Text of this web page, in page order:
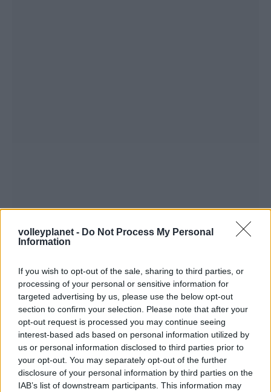
volleyplanet - Do Not Process My Personal
Information
If you wish to opt-out of the sale, sharing to third parties, or
processing of your personal or sensitive information for
targeted advertising by us, please use the below opt-out
section to confirm your selection. Please note that after your
opt-out request is processed you may continue seeing
interest-based ads based on personal information utilized by
us or personal information disclosed to third parties prior to
your opt-out. You may separately opt-out of the further
disclosure of your personal information by third parties on the
IAB’s list of downstream participants. This information may